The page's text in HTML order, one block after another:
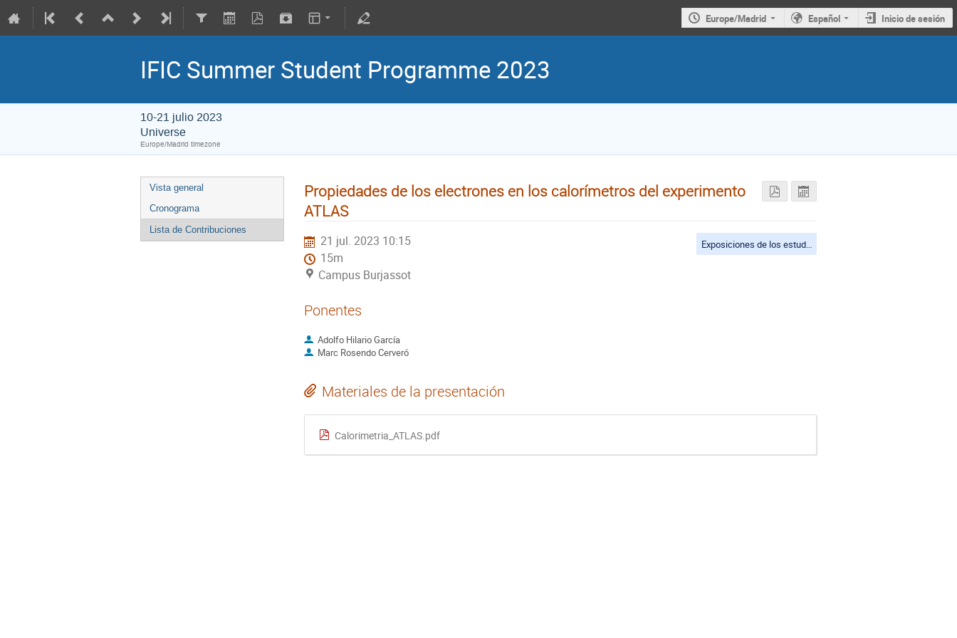
Europe/Madrid Español Inicio de sesión
IFIC Summer Student Programme 2023
10-21 julio 2023
Universe
Europe/Madrid timezone
Vista general
Cronograma
Lista de Contribuciones
Propiedades de los electrones en los calorímetros del experimento
ATLAS
21 jul. 2023 10:15
15m
Campus Burjassot
Exposiciones de los estudiantes
Ponentes
Adolfo Hilario García
Marc Rosendo Cerveró
Materiales de la presentación
Calorimetria_ATLAS.pdf